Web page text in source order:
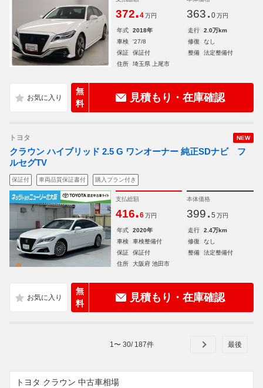
372.4 万円 363. 0 万円
年式 2018年 走行
2.0万km
車検
'27/8 修復
なし
保証
保証付 整備
法定整備付
住所
埼玉県 上尾市
無
料
見積もり・在庫確認
NEW
トヨタ
クラウン ハイブリッド 2.5 G ワンオーナー 純正SDナビ フ
ルセグTV
保証付 車両品質保証書付 購入プラン付き
支払総額
416.6 万円
本体価格
399. 5 万円
年式 2020年 走行
2.4万km
車検
車検整備付 修復
なし
保証
保証付 整備
法定整備付
住所
大阪府 池田市
無
料
見積もり・在庫確認
1 〜 30/ 187件
トヨタ クラウン 中古車相場